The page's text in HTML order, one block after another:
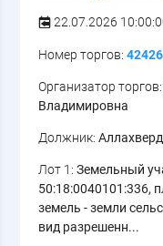
22.07.2026
Номер торгов:
Организатор торгов:
Владимировна
Должник:
Лот 1:Земельный
50:18:0040101:336,
земель - земли
вид разрешенн...